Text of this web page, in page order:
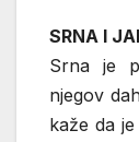
SRNA I
Srna je
njegov
kaže da